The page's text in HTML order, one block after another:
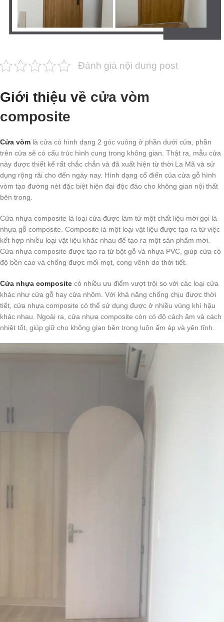
Đánh giá nội dung post
Giới thiệu về cửa vòm
composite
Cửa vòm là cửa có hình dạng 2 góc vuông ở phần dưới cửa, phần
trên cửa sẽ có cấu trúc hình cung trong không gian. Thật ra, mẫu cửa
này được thiết kế rất chắc chắn và đã xuất hiện từ thời La Mã và sử
dụng rộng rãi cho đến ngày nay. Hình dạng cổ điển của cửa gỗ hình
vòm tạo đường nét đặc biệt hiện đại độc đáo cho không gian nội thất
bên trong.
Cửa nhựa composite là loại cửa được làm từ một chất liệu mới gọi là
nhựa gỗ composite. Composite là một loại vật liệu được tạo ra từ việc
kết hợp nhiều loại vật liệu khác nhau để tạo ra một sản phẩm mới.
Cửa nhựa composite được tạo ra từ bột gỗ và nhựa PVC, giúp cửa có
độ bền cao và chống được mối mọt, cong vênh do thời tiết.
Cửa nhựa composite có nhiều ưu điểm vượt trội so với các loại cửa
khác như cửa gỗ hay cửa nhôm. Với khả năng chống chịu được thời
tiết, cửa nhựa composite có thể sử dụng được ở nhiều vùng khí hậu
khác nhau. Ngoài ra, cửa nhựa composite còn có độ cách âm và cách
nhiệt tốt, giúp giữ cho không gian bên trong luôn ấm áp và yên tĩnh.